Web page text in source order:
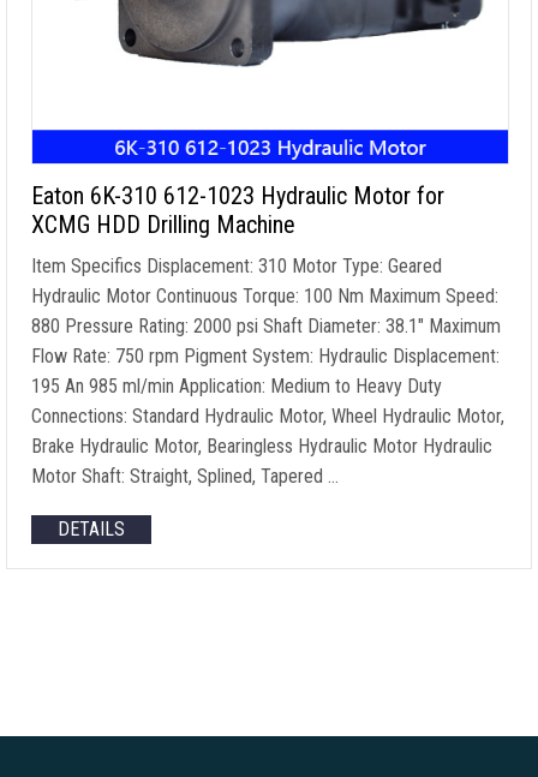
Eaton 6K-310 612-1023 Hydraulic Motor for
XCMG HDD Drilling Machine
Item Specifics Displacement: 310 Motor Type: Geared
Hydraulic Motor Continuous Torque: 100 Nm Maximum Speed:
880 Pressure Rating: 2000 psi Shaft Diameter: 38.1″ Maximum
Flow Rate: 750 rpm Pigment System: Hydraulic Displacement:
195 An 985 ml/min Application: Medium to Heavy Duty
Connections: Standard Hydraulic Motor, Wheel Hydraulic Motor,
Brake Hydraulic Motor, Bearingless Hydraulic Motor Hydraulic
Motor Shaft: Straight, Splined, Tapered …
DETAILS